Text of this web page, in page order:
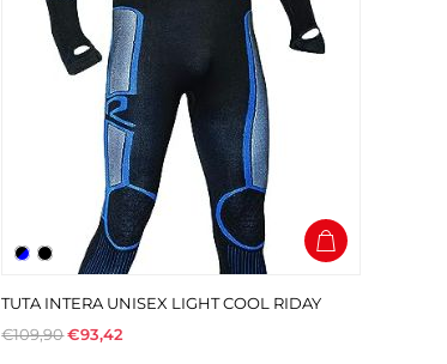
TUTA INTERA UNISEX LIGHT COOL RIDAY
€109,90€93,42